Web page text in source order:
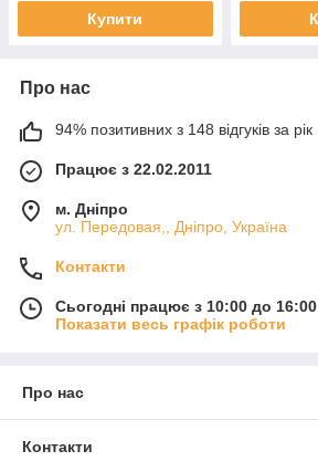
Купити
Про нас
94% позитивних з 148 відгуків за рік
Працює з 22.02.2011
м. Дніпро
ул. Передовая,, Дніпро, Україна
Контакти
Сьогодні працює з 10:00 до 16:00
Показати весь графік роботи
Про нас
Контакти